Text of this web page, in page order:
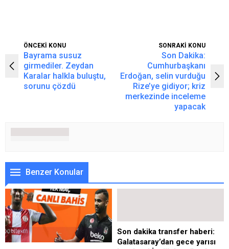
ÖNCEKİ KONU
Bayrama susuz
girmediler. Zeydan
Karalar halkla buluştu,
sorunu çözdü
SONRAKİ KONU
Son Dakika:
Cumhurbaşkanı
Erdoğan, selin vurduğu
Rize’ye gidiyor; kriz
merkezinde inceleme
yapacak
Benzer Konular
Son dakika transfer haberi:
Galatasaray’dan gece yarısı